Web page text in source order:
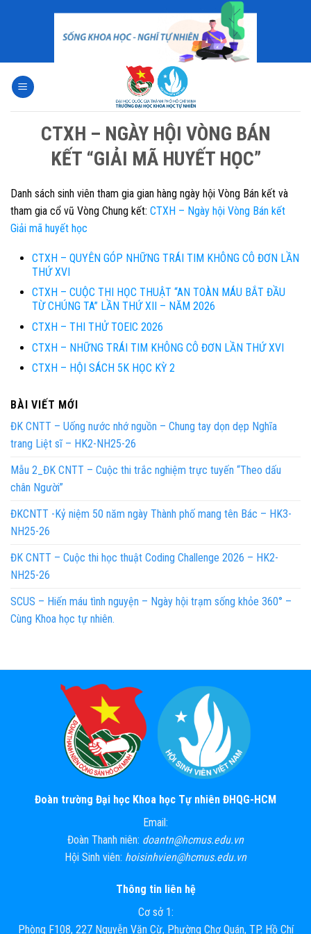
CTXH – NGÀY HỘI VÒNG BÁN
KẾT “GIẢI MÃ HUYẾT HỌC”
Danh sách sinh viên tham gia gian hàng ngày hội Vòng Bán kết và
tham gia cổ vũ Vòng Chung kết: CTXH – Ngày hội Vòng Bán kết
Giải mã huyết học
CTXH – QUYÊN GÓP NHỮNG TRÁI TIM KHÔNG CÔ ĐƠN LẦN
THỨ XVI
CTXH – CUỘC THI HỌC THUẬT “AN TOÀN MÁU BẮT ĐẦU
TỪ CHÚNG TA” LẦN THỨ XII – NĂM 2026
CTXH – THI THỬ TOEIC 2026
CTXH – NHỮNG TRÁI TIM KHÔNG CÔ ĐƠN LẦN THỨ XVI
CTXH – HỘI SÁCH 5K HỌC KỲ 2
BÀI VIẾT MỚI
ĐK CNTT – Uống nước nhớ nguồn – Chung tay dọn dẹp Nghĩa
trang Liệt sĩ – HK2-NH25-26
Mẫu 2_ĐK CNTT – Cuộc thi trắc nghiệm trực tuyến “Theo dấu
chân Người”
ĐKCNTT -Kỷ niệm 50 năm ngày Thành phố mang tên Bác – HK3-
NH25-26
ĐK CNTT – Cuộc thi học thuật Coding Challenge 2026 – HK2-
NH25-26
SCUS – Hiến máu tình nguyện – Ngày hội trạm sống khỏe 360° –
Cùng Khoa học tự nhiên.
Đoàn trường Đại học Khoa học Tự nhiên ĐHQG-HCM
Email:
Đoàn Thanh niên: doantn@hcmus.edu.vn
Hội Sinh viên: hoisinhvien@hcmus.edu.vn
Thông tin liên hệ
Cơ sở 1:
Phòng F108, 227 Nguyễn Văn Cừ, Phường Chợ Quán, TP. Hồ Chí